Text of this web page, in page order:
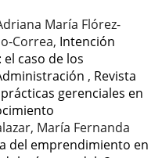
María Flórez-
Correa, Intención
caso de los
, Revista
gerenciales en
María Fernanda
del emprendimiento en